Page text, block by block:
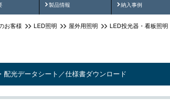
製品情報
製品動画 納入事例
納入事例動画
お客様 LED照明 屋外用照明 LED投光器・看板照明
配光データシート／仕様書ダウンロード